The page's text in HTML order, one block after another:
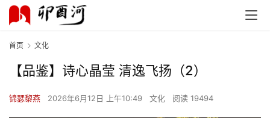
首页 文化
【品鉴】诗心晶莹 清逸飞扬（2）
锦瑟黎燕 2026年6月12日 上午10:49 文化 阅读 19494